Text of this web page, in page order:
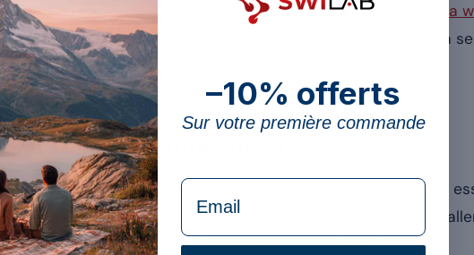
benefici presentati nella nostra panoramica dei benefici della
cosa dicono le raccomandazioni e come impiegarla
recupero muscolare
subiscono micro-lesioni. La whey, ricca di amminoacidi
proteica. Fornire una proteina di qualità a ridosso
per ottimizzare l’adattamento muscolare[2].
–10% offerts
Sur votre première commande
formulaire Email